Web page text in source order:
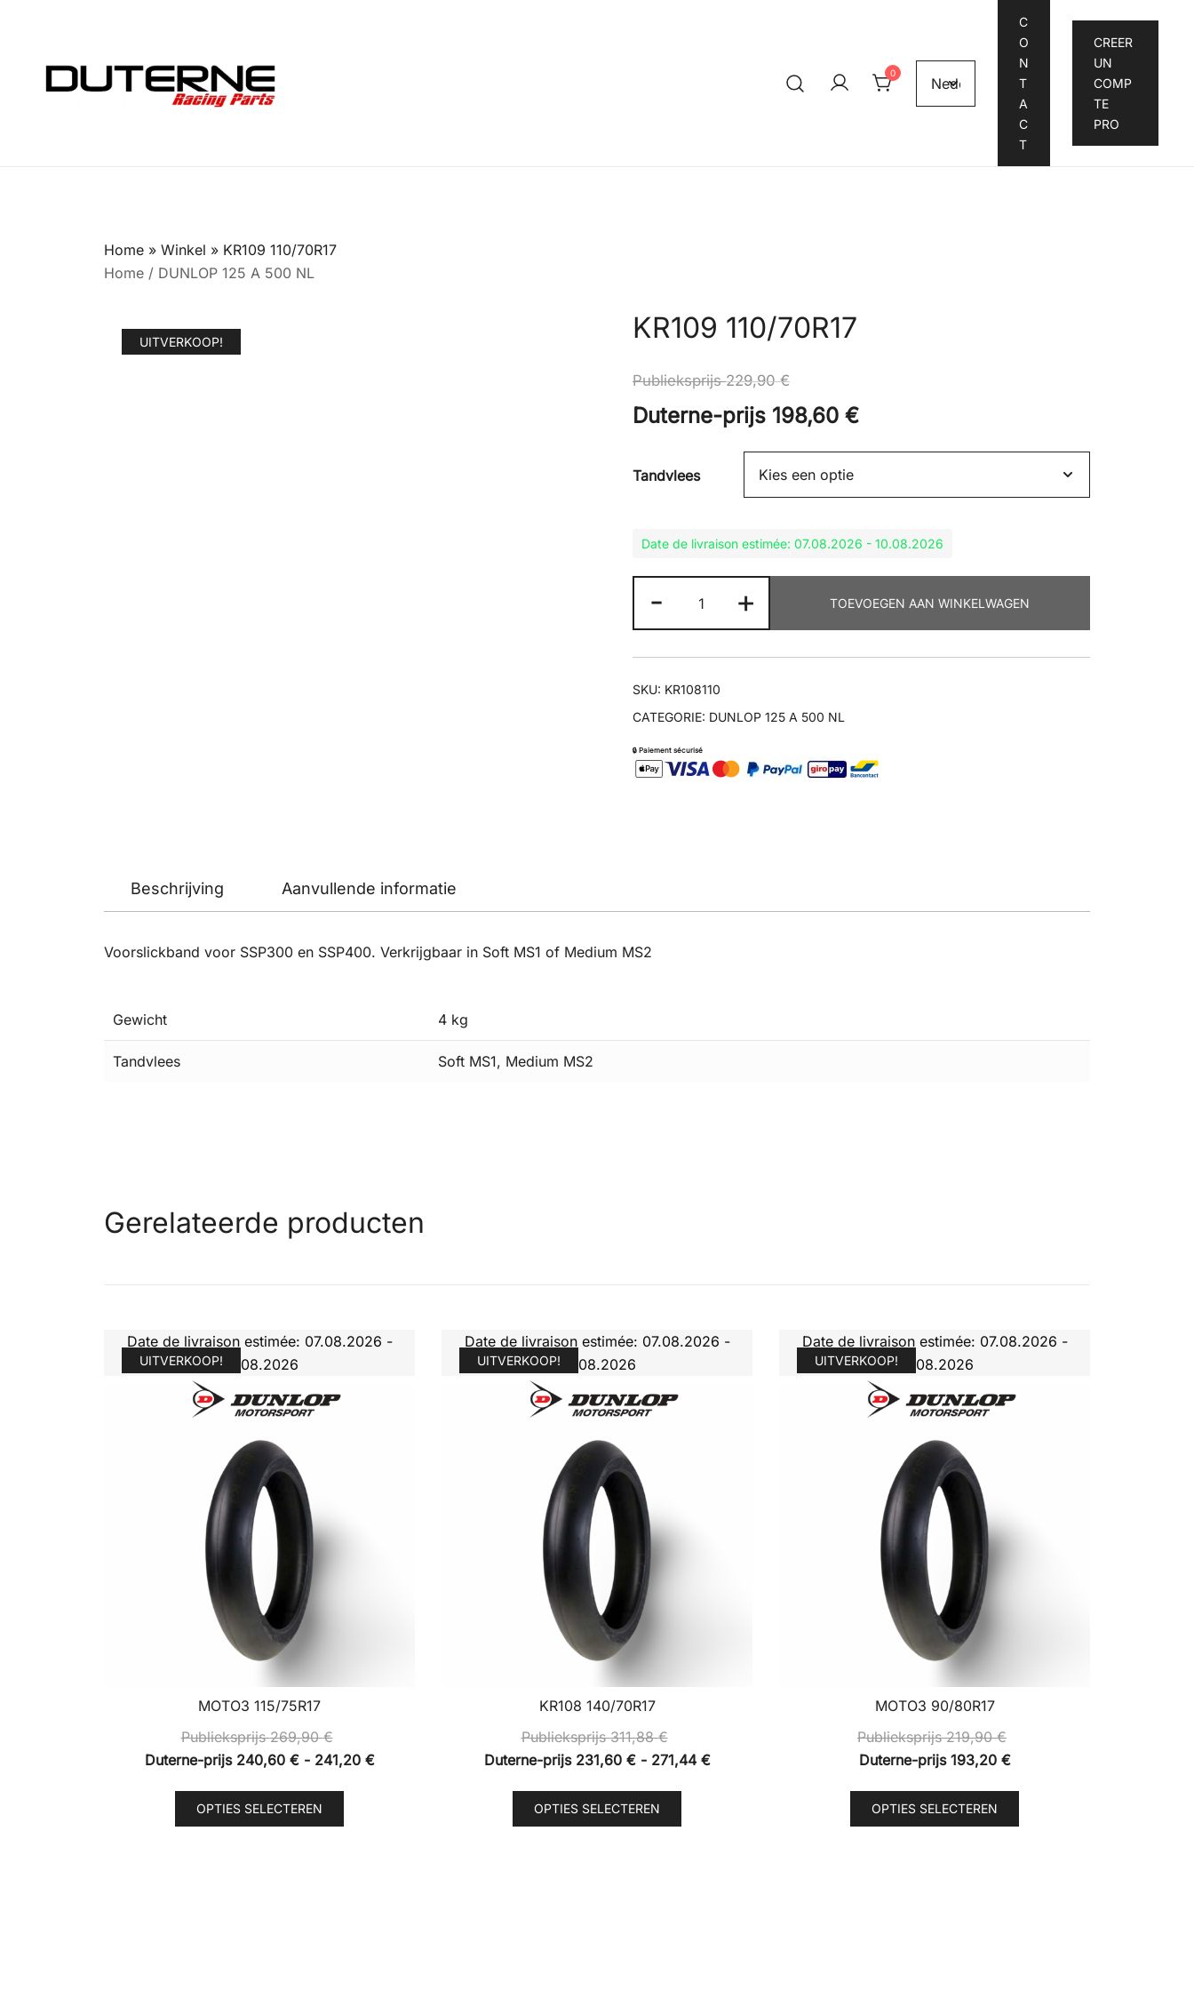
0
C
O
N
T
A
C
T
CREER
UN
COMP
TE
PRO
Home » Winkel » KR109 110/70R17
Home / DUNLOP 125 A 500 NL
UITVERKOOP! KR109 110/70R17
Publieksprijs229,90€
Duterne-prijs 198,60 €
Tandvlees
Date de livraison estimée: 07.08.2026 - 10.08.2026
-
110/70R17
aantal
+ TOEVOEGEN AAN WINKELWAGEN
SKU: KR108110
CATEGORIE: DUNLOP 125 A 500 NL
🔒 Paiement sécurisé
Beschrijving Aanvullende informatie
Voorslickband voor SSP300 en SSP400. Verkrijgbaar in Soft MS1 of Medium MS2
Gewicht 4 kg
Tandvlees Soft MS1, Medium MS2
Gerelateerde producten
Date de livraison estimée: 07.08.2026 -
10.08.2026
UITVERKOOP!
MOTO3 115/75R17
Publieksprijs269,90€
Duterne-prijs 240,60 € - 241,20 €Prijsklasse:
OPTIES SELECTEREN
Dit
Date de livraison estimée: 07.08.2026 -
10.08.2026
UITVERKOOP!
KR108 140/70R17
Publieksprijs311,88€
Duterne-prijs 231,60 € - 271,44 €Prijsklasse:
OPTIES SELECTEREN
Dit
Date de livraison estimée: 07.08.2026 -
10.08.2026
UITVERKOOP!
MOTO3 90/80R17
Publieksprijs219,90€
Duterne-prijs 193,20 €
OPTIES SELECTEREN
Dit